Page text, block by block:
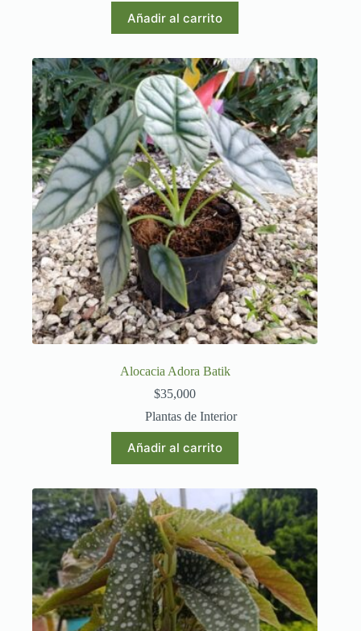
Añadir al carrito
Alocacia Adora Batik
$35,000
Plantas de Interior
Añadir al carrito